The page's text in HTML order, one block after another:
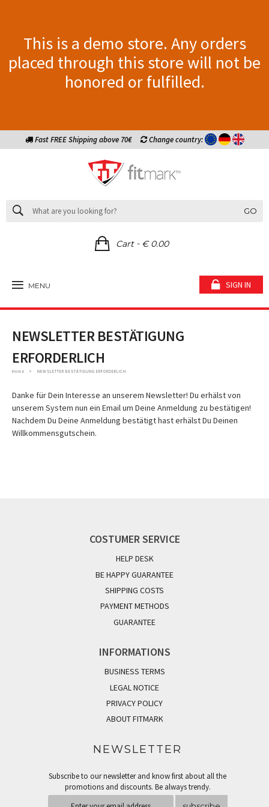
This is a demo store. Any orders
placed through this store will not be
honored or fulfilled.
Fast FREE Shipping above 70€ Change country:
GO
Cart- € 0.00
MENU SIGN IN
NEWSLETTER BESTÄTIGUNG
ERFORDERLICH
Home NEWSLETTER BESTÄTIGUNG ERFORDERLICH
Danke für Dein Interesse an unserem Newsletter! Du erhälst von
unserem System nun ein Email um Deine Anmeldung zu bestätigen!
Nachdem Du Deine Anmeldung bestätigt hast erhälst Du Deinen
Willkommensgutschein.
COSTUMER SERVICE
HELP DESK
BE HAPPY GUARANTEE
SHIPPING COSTS
PAYMENT METHODS
GUARANTEE
INFORMATIONS
BUSINESS TERMS
LEGAL NOTICE
PRIVACY POLICY
ABOUT FITMARK
NEWSLETTER
Subscribe to our newsletter and know first about all the
promotions and discounts. Be always trendy.